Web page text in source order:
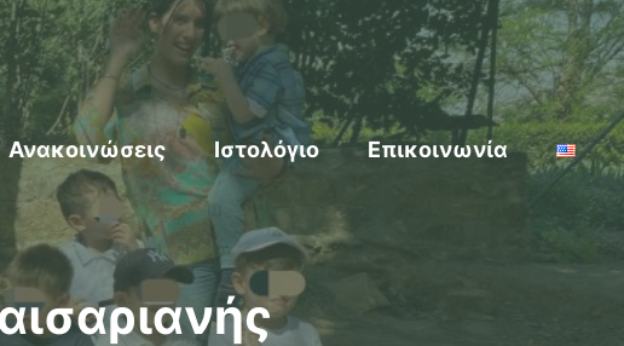
Ανακοινώσεις Ιστολόγιο Επικοινωνία